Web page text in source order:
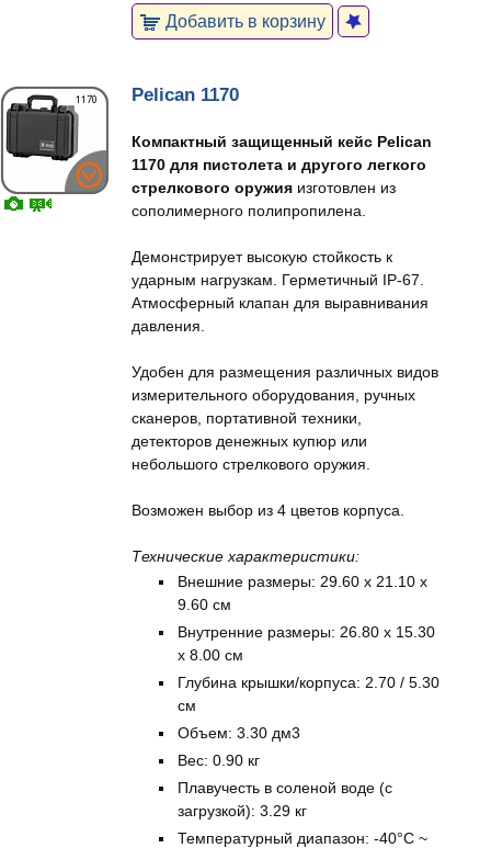
Добавить в корзину
Pelican 1170
Компактный защищенный кейс Pelican
1170 для пистолета и другого легкого
стрелкового оружия изготовлен из
сополимерного полипропилена.
Демонстрирует высокую стойкость к
ударным нагрузкам. Герметичный IP-67.
Атмосферный клапан для выравнивания
давления.
Удобен для размещения различных видов
измерительного оборудования, ручных
сканеров, портативной техники,
детекторов денежных купюр или
небольшого стрелкового оружия.
Возможен выбор из 4 цветов корпуса.
Технические характеристики:
Внешние размеры: 29.60 x 21.10 x
9.60 см
Внутренние размеры: 26.80 x 15.30
x 8.00 см
Глубина крышки/корпуса: 2.70 / 5.30
см
Объем: 3.30 дм3
Вес: 0.90 кг
Плавучесть в соленой воде (с
загрузкой): 3.29 кг
Температурный диапазон: -40°C ~